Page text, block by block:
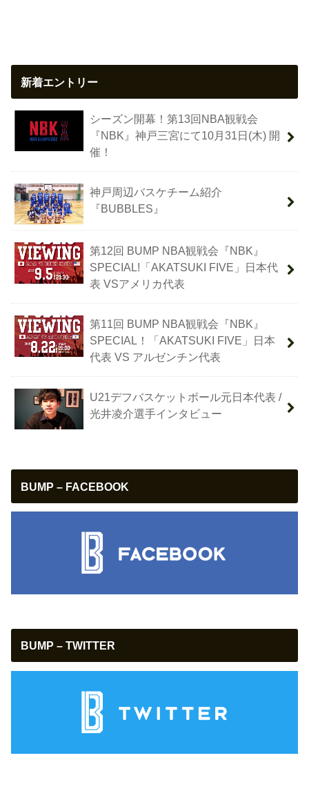
新着エントリー
シーズン開幕！第13回NBA観戦会
『NBK』神戸三宮にて10月31日(木) 開
催！
神戸周辺バスケチーム紹介
『BUBBLES』
第12回 BUMP NBA観戦会『NBK』
SPECIAL!「AKATSUKI FIVE」日本代
表 VSアメリカ代表
第11回 BUMP NBA観戦会『NBK』
SPECIAL！「AKATSUKI FIVE」日本
代表 VS アルゼンチン代表
U21デフバスケットボール元日本代表 /
光井凌介選手インタビュー
BUMP – FACEBOOK
BUMP – TWITTER